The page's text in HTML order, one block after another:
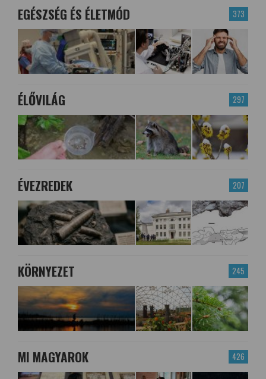
373
EGÉSZSÉG ÉS ÉLETMÓD
297
ÉLŐVILÁG
207
ÉVEZREDEK
245
KÖRNYEZET
426
MI MAGYAROK